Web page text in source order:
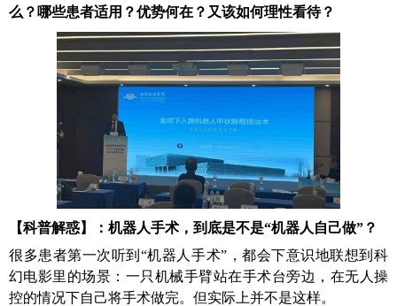
么 ？ 哪些患者适用？优势何在？ 又该如何理性看待？
【科普解惑】： 机器人手术，到底是不是“机器人自己做”？
很多患者第一次听到“机器人手术”，都会下意识地联想到科
幻电影里的场景 ： 一只机械手臂站在手术台旁边，在无人操
控的情况下自己将手术做完。但实际上并不是这样。